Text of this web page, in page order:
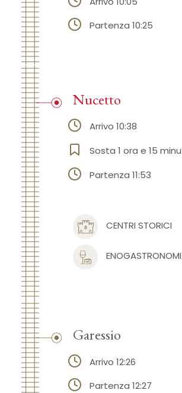
Partenza 10:25
CENTRI STORICI
Nucetto
Arrivo 10:38
Sosta 1 ora e 15
Partenza 11:53
Garessio
Arrivo 12:26
Partenza 12:27